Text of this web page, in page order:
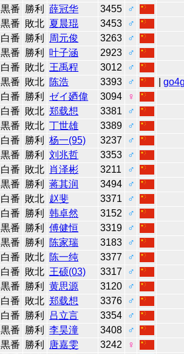
黒番 勝利 薛冠华 3455
♂
黒番 敗北 夏晨琨 3453
♂
白番 勝利 周元俊 3263
♂
黒番 勝利 叶子涵 2923
♂
白番 敗北 王禹程 3012
♂
黒番 敗北 陈浩 3393 ♂ |
白番 勝利 ゼイ廼偉 3094
♀
白番 敗北 郑载想 3381
♂
黒番 敗北 丁世雄 3389
♂
白番 勝利 杨一(95) 3237
♂
黒番 勝利 刘兆哲 3353
♂
白番 敗北 肖泽彬 3211
♂
黒番 勝利 蒋其润 3494
♂
白番 敗北 赵斐 3371
♂
白番 勝利 韩卓然 3152
♂
黒番 勝利 傅健恒 3319
♂
黒番 勝利 陈家瑞 3183
♂
白番 敗北 陈一纯 3377
♂
白番 敗北 王硕(03) 3317
♂
黒番 勝利 黄思源 3120
♂
白番 敗北 郑载想 3376
♂
白番 勝利 吕立言 3354
♂
黒番 勝利 李昊潼 3408
♂
黒番 勝利 唐嘉雯 3242
♀